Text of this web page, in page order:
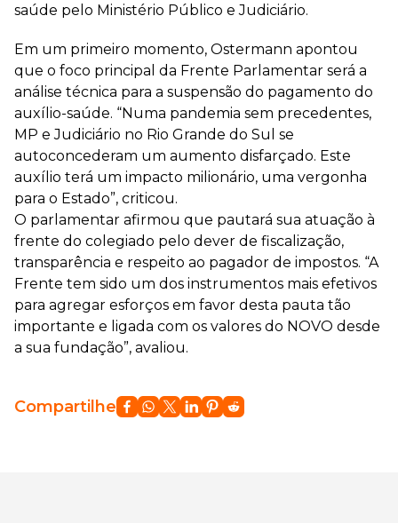
saúde pelo Ministério Público e Judiciário.
Em um primeiro momento, Ostermann apontou
que o foco principal da Frente Parlamentar será a
análise técnica para a suspensão do pagamento do
auxílio-saúde. “Numa pandemia sem precedentes,
MP e Judiciário no Rio Grande do Sul se
autoconcederam um aumento disfarçado. Este
auxílio terá um impacto milionário, uma vergonha
para o Estado”, criticou.
O parlamentar afirmou que pautará sua atuação à
frente do colegiado pelo dever de fiscalização,
transparência e respeito ao pagador de impostos. “A
Frente tem sido um dos instrumentos mais efetivos
para agregar esforços em favor desta pauta tão
importante e ligada com os valores do NOVO desde
a sua fundação”, avaliou.
Compartilhe